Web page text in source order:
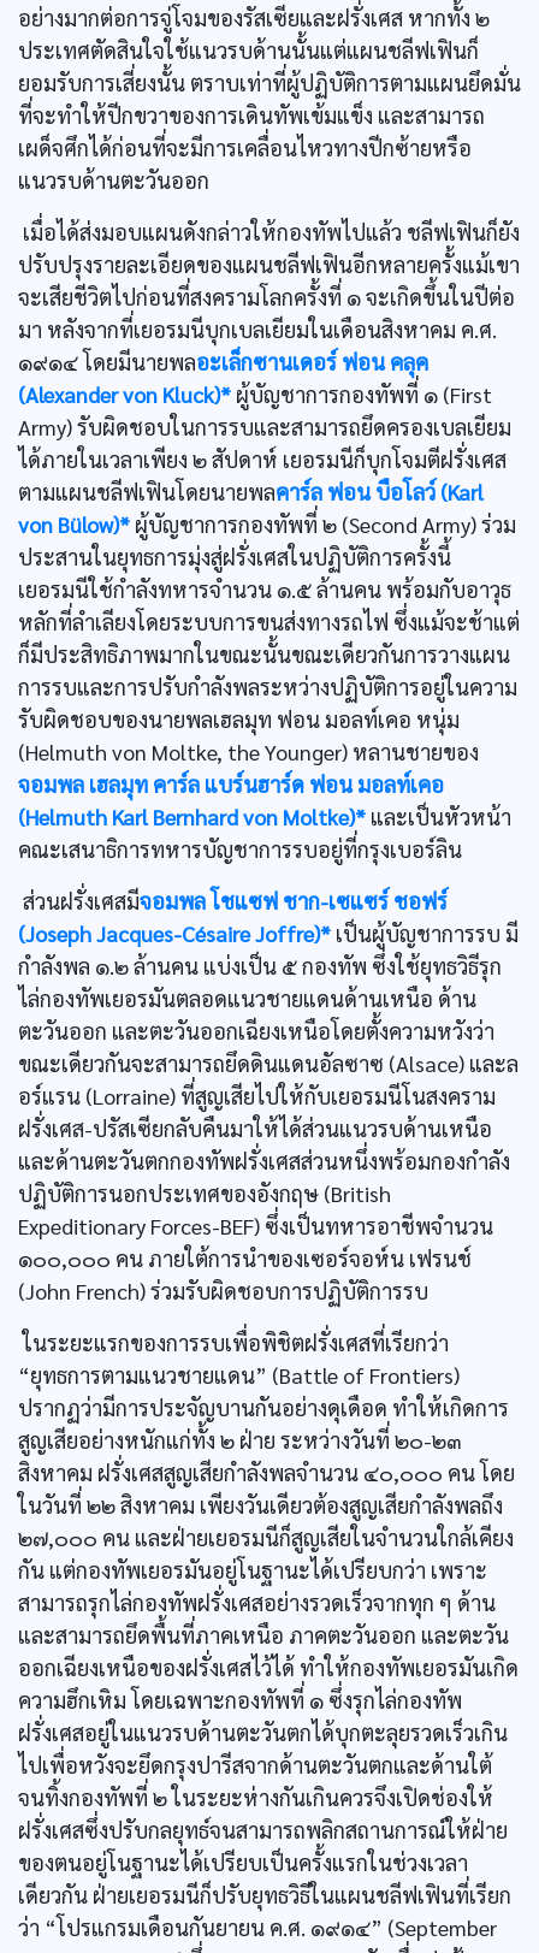
อย่างมากต่อการจู่โจมของรัสเซียและฝรั่งเศส หากทั้ง ๒
ประเทศตัดสินใจใช้แนวรบด้านนั้นแต่แผนชลีฟเฟินก็
ยอมรับการเสี่ยงนั้น ตราบเท่าที่ผู้ปฏิบัติการตามแผนยึดมั่น
ที่จะทำให้ปีกขวาของการเดินทัพเข้มแข็ง และสามารถ
เผด็จศึกได้ก่อนที่จะมีการเคลื่อนไหวทางปีกซ้ายหรือ
แนวรบด้านตะวันออก
เมื่อได้ส่งมอบแผนดังกล่าวให้กองทัพไปแล้ว ชลีฟเฟินก็ยัง
ปรับปรุงรายละเอียดของแผนชลีฟเฟินอีกหลายครั้งแม้เขา
จะเสียชีวิตไปก่อนที่สงครามโลกครั้งที่ ๑ จะเกิดขึ้นในปีต่อ
มา หลังจากที่เยอรมนีบุกเบลเยียมในเดือนสิงหาคม ค.ศ.
๑๙๑๔ โดยมีนายพลอะเล็กซานเดอร์ ฟอน คลุค
(Alexander von Kluck)* ผู้บัญชาการกองทัพที่ ๑ (First
Army) รับผิดชอบในการรบและสามารถยึดครองเบลเยียม
ได้ภายในเวลาเพียง ๒ สัปดาห์ เยอรมนีก็บุกโจมตีฝรั่งเศส
ตามแผนชลีฟเฟินโดยนายพลคาร์ล ฟอน บือโลว์ (Karl
von Bülow)* ผู้บัญชาการกองทัพที่ ๒ (Second Army) ร่วม
ประสานในยุทธการมุ่งสู่ฝรั่งเศสในปฏิบัติการครั้งนี้
เยอรมนีใช้กำลังทหารจำนวน ๑.๕ ล้านคน พร้อมกับอาวุธ
หลักที่ลำเลียงโดยระบบการขนส่งทางรถไฟ ซึ่งแม้จะช้าแต่
ก็มีประสิทธิภาพมากในขณะนั้นขณะเดียวกันการวางแผน
การรบและการปรับกำลังพลระหว่างปฏิบัติการอยู่ในความ
รับผิดชอบของนายพลเฮลมุท ฟอน มอลท์เคอ หนุ่ม
(Helmuth von Moltke, the Younger) หลานชายของ
จอมพล เฮลมุท คาร์ล แบร์นฮาร์ด ฟอน มอลท์เคอ
(Helmuth Karl Bernhard von Moltke)* และเป็นหัวหน้า
คณะเสนาธิการทหารบัญชาการรบอยู่ที่กรุงเบอร์ลิน
ส่วนฝรั่งเศสมีจอมพล โชแซฟ ชาก-เซแซร์ ชอฟร์
(Joseph Jacques-Césaire Joffre)* เป็นผู้บัญชาการรบ มี
กำลังพล ๑.๒ ล้านคน แบ่งเป็น ๕ กองทัพ ซึ่งใช้ยุทธวิธีรุก
ไล่กองทัพเยอรมันตลอดแนวชายแดนด้านเหนือ ด้าน
ตะวันออก และตะวันออกเฉียงเหนือโดยตั้งความหวังว่า
ขณะเดียวกันจะสามารถยึดดินแดนอัลซาซ (Alsace) และล
อร์แรน (Lorraine) ที่สูญเสียไปให้กับเยอรมนีโนสงคราม
ฝรั่งเศส-ปรัสเซียกลับคืนมาให้ได้ส่วนแนวรบด้านเหนือ
และด้านตะวันตกกองทัพฝรั่งเศสส่วนหนึ่งพร้อมกองกำลัง
ปฏิบัติการนอกประเทศของอังกฤษ (British
Expeditionary Forces-BEF) ซึ่งเป็นทหารอาชีพจำนวน
๑๐๐,๐๐๐ คน ภายใต้การนำของเซอร์จอห์น เฟรนช์
(John French) ร่วมรับผิดชอบการปฏิบัติการรบ
ในระยะแรกของการรบเพื่อพิชิตฝรั่งเศสที่เรียกว่า
“ยุทธการตามแนวชายแดน” (Battle of Frontiers)
ปรากฏว่ามีการประจัญบานกันอย่างดุเดือด ทำให้เกิดการ
สูญเสียอย่างหนักแก่ทั้ง ๒ ฝ่าย ระหว่างวันที่ ๒๐-๒๓
สิงหาคม ฝรั่งเศสสูญเสียกำลังพลจำนวน ๔๐,๐๐๐ คน โดย
ในวันที่ ๒๒ สิงหาคม เพียงวันเดียวต้องสูญเสียกำลังพลถึง
๒๗,๐๐๐ คน และฝ่ายเยอรมนีก็สูญเสียในจำนวนใกล้เคียง
กัน แต่กองทัพเยอรมันอยู่โนฐานะได้เปรียบกว่า เพราะ
สามารถรุกไล่กองทัพฝรั่งเศสอย่างรวดเร็วจากทุก ๆ ด้าน
และสามารถยึดพื้นที่ภาคเหนือ ภาคตะวันออก และตะวัน
ออกเฉียงเหนือของฝรั่งเศสไว้ได้ ทำให้กองทัพเยอรมันเกิด
ความฮึกเหิม โดยเฉพาะกองทัพที่ ๑ ซึ่งรุกไล่กองทัพ
ฝรั่งเศสอยู่ในแนวรบด้านตะวันตกได้บุกตะลุยรวดเร็วเกิน
ไปเพื่อหวังจะยึดกรุงปารีสจากด้านตะวันตกและด้านใต้
จนทิ้งกองทัพที่ ๒ ในระยะห่างกันเกินควรจึงเปิดช่องให้
ฝรั่งเศสซึ่งปรับกลยุทธ์จนสามารถพลิกสถานการณ์ให้ฝ่าย
ของตนอยู่โนฐานะได้เปรียบเป็นครั้งแรกในช่วงเวลา
เดียวกัน ฝ่ายเยอรมนีก็ปรับยุทธวิธีในแผนชลีฟเฟินที่เรียก
ว่า “โปรแกรมเดือนกันยายน ค.ศ. ๑๙๑๔” (September